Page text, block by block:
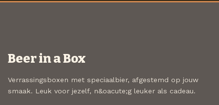
Beer in a Box
Verrassingsboxen met speciaalbier, afgestemd op jouw
smaak. Leuk voor jezelf, n&oacute;g leuker als cadeau.